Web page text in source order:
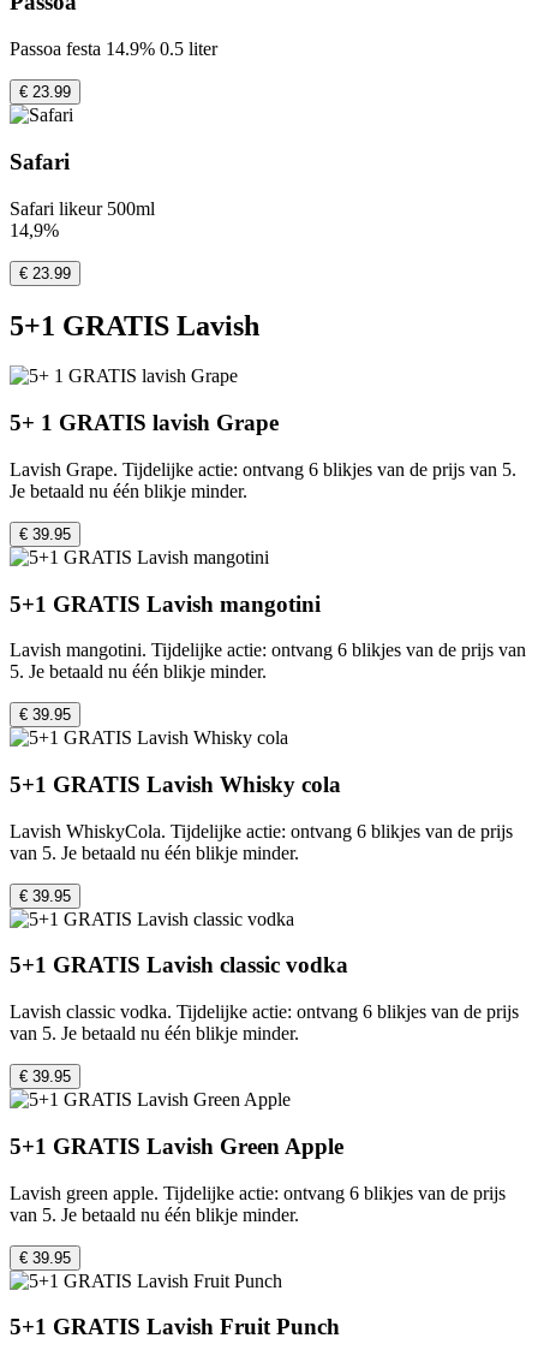
Passoa festa 14.9% 0.5 liter
€ 23.99
Safari
Safari likeur 500ml
14,9%
€ 23.99
5+1 GRATIS Lavish
5+ 1 GRATIS lavish Grape
Lavish Grape. Tijdelijke actie: ontvang 6 blikjes van de prijs van 5.
Je betaald nu één blikje minder.
€ 39.95
5+1 GRATIS Lavish mangotini
Lavish mangotini. Tijdelijke actie: ontvang 6 blikjes van de prijs van
5. Je betaald nu één blikje minder.
€ 39.95
5+1 GRATIS Lavish Whisky cola
Lavish WhiskyCola. Tijdelijke actie: ontvang 6 blikjes van de prijs
van 5. Je betaald nu één blikje minder.
€ 39.95
5+1 GRATIS Lavish classic vodka
Lavish classic vodka. Tijdelijke actie: ontvang 6 blikjes van de prijs
van 5. Je betaald nu één blikje minder.
€ 39.95
5+1 GRATIS Lavish Green Apple
Lavish green apple. Tijdelijke actie: ontvang 6 blikjes van de prijs
van 5. Je betaald nu één blikje minder.
€ 39.95
5+1 GRATIS Lavish Fruit Punch